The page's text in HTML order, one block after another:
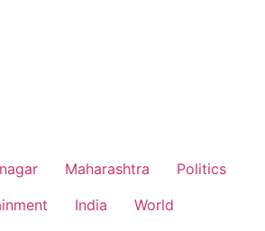
Maharashtra
Politics
India
World